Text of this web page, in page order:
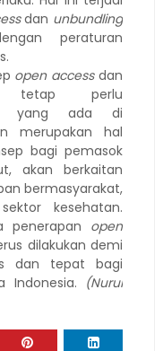
dan unbundling
peraturan
open accessdan
tetap perlu
yang ada di
merupakan hal
bagi pemasok
akan berkaitan
bermasyarakat,
kesehatan.
penerapan open
dilakukan demi
dan tepat bagi
Indonesia. (Nurul